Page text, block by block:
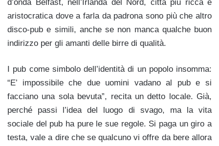
d’onda Belfast, nell’Irlanda del Nord, città più ricca e
aristocratica dove a farla da padrona sono più che altro
disco-pub e simili, anche se non manca qualche buon
indirizzo per gli amanti delle birre di qualità.
I pub come simbolo dell’identità di un popolo insomma:
“E’ impossibile che due uomini vadano al pub e si
facciano una sola bevuta”, recita un detto locale. Già,
perché passi l’idea del luogo di svago, ma la vita
sociale del pub ha pure le sue regole. Si paga un giro a
testa, vale a dire che se qualcuno vi offre da bere allora